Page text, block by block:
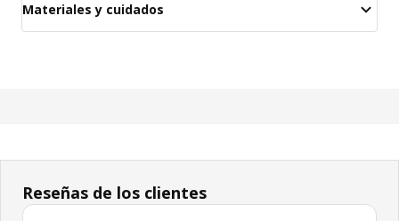
Materiales y cuidados
Reseñas de los clientes